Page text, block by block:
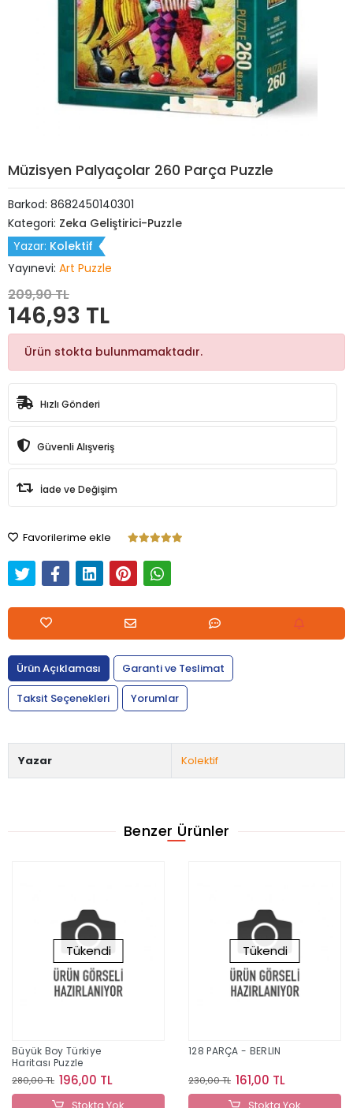
Müzisyen Palyaçolar 260 Parça Puzzle
Barkod: 8682450140301
Kategori: Zeka Geliştirici-Puzzle
Yazar: Kolektif
Yayınevi: Art Puzzle
209,90 TL
146,93 TL
Ürün stokta bulunmamaktadır.
Hızlı Gönderi
Güvenli Alışveriş
İade ve Değişim
Favorilerime ekle
Ürün Açıklaması
Garanti ve Teslimat
Taksit Seçenekleri
Yorumlar
Yazar Kolektif
Benzer Ürünler
Tükendi
Büyük Boy Türkiye
Haritası Puzzle
280,00 TL 196,00 TL
Tükendi
128 PARÇA - BERLIN
230,00 TL 161,00 TL